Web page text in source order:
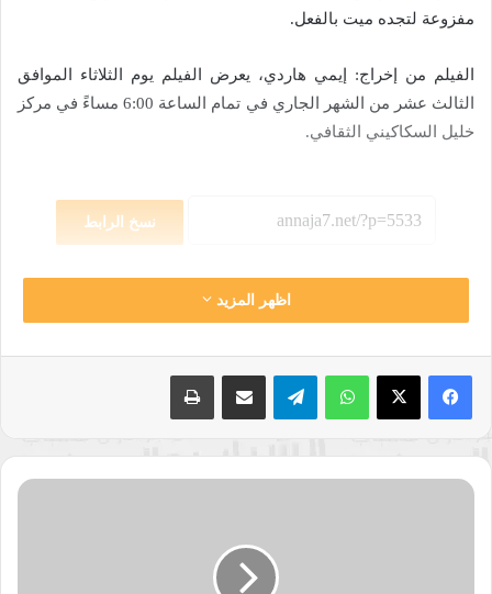
مفزوعة لتجده ميت بالفعل.
الفيلم من إخراج: إيمي هاردي، يعرض الفيلم يوم الثلاثاء الموافق
الثالث عشر من الشهر الجاري في تمام الساعة 6:00 مساءً في مركز
خليل السكاكيني الثقافي.
نسخ الرابط
اظهر المزيد
واتساب تيلقرام مشاركة عبر البريد طباعة
ورشة